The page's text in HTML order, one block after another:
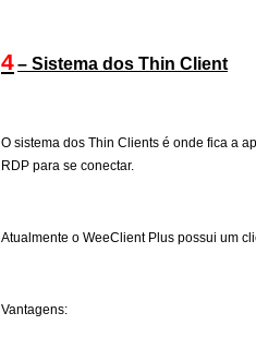
4– Sistema dos Thin Client
O sistema dos Thin Clients é onde fica a
RDP para se conectar.
Atualmente o WeeClient Plus possui um
Vantagens: